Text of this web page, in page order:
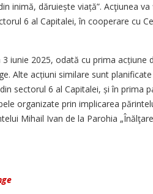
inimă, dăruiește viață”. Acţiunea
6 al Capitalei, în cooperare cu
iunie 2025, odată cu prima acțiune
Alte acțiuni similare sunt
sectorul 6 al Capitalei, și în prima
or­ganizate prin implicarea
Mihail Ivan de la Parohia